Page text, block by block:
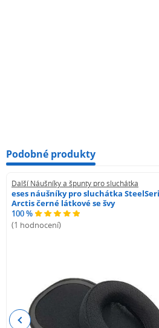
Podobné produkty
Další Náušníky a špunty pro sluchátka
eses náušníky pro sluchátka
Arctis černé látkové se švy
100 %
(1 hodnocení)
Previous